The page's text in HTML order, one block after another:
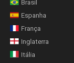
Brasil
Espanha
França
Inglaterra
Itália